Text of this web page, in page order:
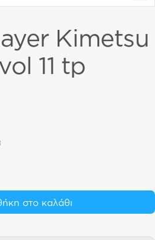
Kimetsu
11 tp
στο καλάθι